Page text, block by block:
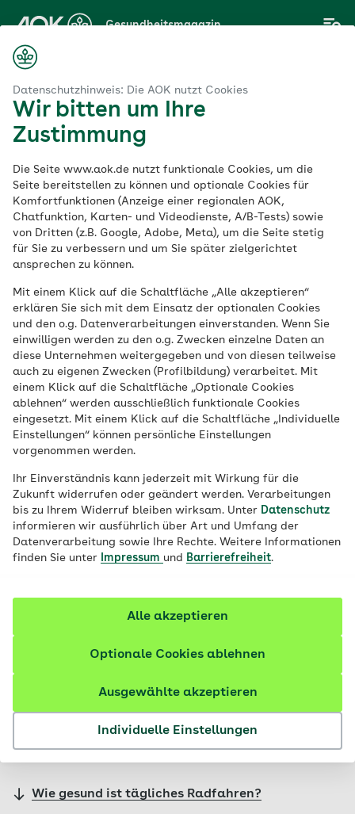
Datenschutzhinweis: Die AOK nutzt Cookies
Wir bitten um Ihre
Zustimmung
Die Seite www.aok.de nutzt funktionale Cookies, um die
Seite bereitstellen zu können und optionale Cookies für
Komfortfunktionen (Anzeige einer regionalen AOK,
Chatfunktion, Karten- und Videodienste, A/B-Tests) sowie
von Dritten (z.B. Google, Adobe, Meta), um die Seite stetig
für Sie zu verbessern und um Sie später zielgerichtet
ansprechen zu können.
Mit einem Klick auf die Schaltfläche „Alle akzeptieren“
erklären Sie sich mit dem Einsatz der optionalen Cookies
und den o.g. Datenverarbeitungen einverstanden. Wenn Sie
einwilligen werden zu den o.g. Zwecken einzelne Daten an
diese Unternehmen weitergegeben und von diesen teilweise
auch zu eigenen Zwecken (Profilbildung) verarbeitet. Mit
einem Klick auf die Schaltfläche „Optionale Cookies
ablehnen“ werden ausschließlich funktionale Cookies
eingesetzt. Mit einem Klick auf die Schaltfläche „Individuelle
Einstellungen“ können persönliche Einstellungen
vorgenommen werden.
Ihr Einverständnis kann jederzeit mit Wirkung für die
Zukunft widerrufen oder geändert werden. Verarbeitungen
bis zu Ihrem Widerruf bleiben wirksam. Unter Datenschutz
informieren wir ausführlich über Art und Umfang der
Datenverarbeitung sowie Ihre Rechte. Weitere Informationen
finden Sie unter
Impressum und Barrierefreiheit.
Individuelle Einstellungen
Ausgewählte akzeptieren
Optionale Cookies ablehnen
Alle akzeptieren
Hauptinhalt
springen
Gesundheitsmagazin
So radeln Sie sich
gesund
Veröffentlicht am:
16.12.2022 9 Minuten Lesedauer
Ob mit dem Fahrrad, S-Pedelec oder E-Bike
– wer radelt, tut etwas für Umwelt,
Ausdauer, Fitness und fürs Herz.
Inhalte im Überblick
Wie gesund ist tägliches Radfahren?